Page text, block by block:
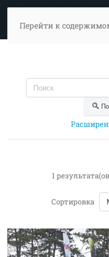
Перейти к
1
Сортировка